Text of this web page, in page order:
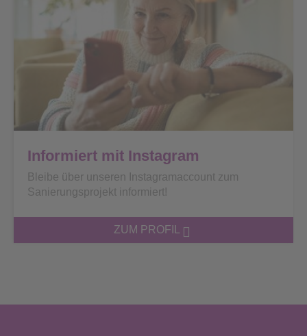
Informiert mit Instagram
Bleibe über unseren Instagramaccount zum
Sanierungsprojekt informiert!
ZUM PROFIL